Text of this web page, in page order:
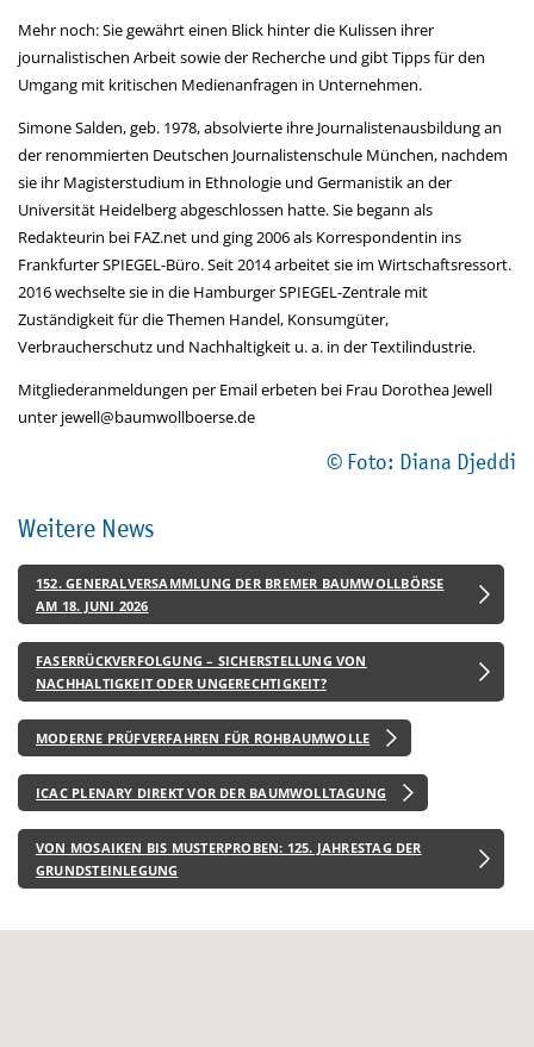
Mehr noch: Sie gewährt einen Blick hinter die Kulissen ihrer
journalistischen Arbeit sowie der Recherche und gibt Tipps für den
Umgang mit kritischen Medienanfragen in Unternehmen.
Simone Salden, geb. 1978, absolvierte ihre Journalistenausbildung an
der renommierten Deutschen Journalistenschule München, nachdem
sie ihr Magisterstudium in Ethnologie und Germanistik an der
Universität Heidelberg abgeschlossen hatte. Sie begann als
Redakteurin bei FAZ.net und ging 2006 als Korrespondentin ins
Frankfurter SPIEGEL-Büro. Seit 2014 arbeitet sie im Wirtschaftsressort.
2016 wechselte sie in die Hamburger SPIEGEL-Zentrale mit
Zuständigkeit für die Themen Handel, Konsumgüter,
Verbraucherschutz und Nachhaltigkeit u. a. in der Textilindustrie.
Mitgliederanmeldungen per Email erbeten bei Frau Dorothea Jewell
unter jewell@baumwollboerse.de
© Foto: Diana Djeddi
Weitere News
152. GENERALVERSAMMLUNG DER BREMER BAUMWOLLBÖRSE
AM 18. JUNI 2026
FASERRÜCKVERFOLGUNG – SICHERSTELLUNG VON
NACHHALTIGKEIT ODER UNGERECHTIGKEIT?
MODERNE PRÜFVERFAHREN FÜR ROHBAUMWOLLE
ICAC PLENARY DIREKT VOR DER BAUMWOLLTAGUNG
VON MOSAIKEN BIS MUSTERPROBEN: 125. JAHRESTAG DER
GRUNDSTEINLEGUNG